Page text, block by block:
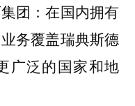
团：在国内拥有
务覆盖瑞典斯德
广泛的国家和地